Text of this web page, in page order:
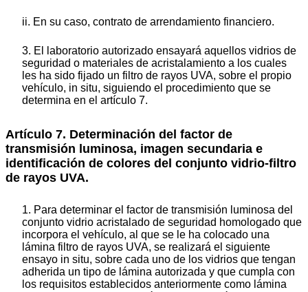
ii. En su caso, contrato de arrendamiento financiero.
3. El laboratorio autorizado ensayará aquellos vidrios de
seguridad o materiales de acristalamiento a los cuales
les ha sido fijado un filtro de rayos UVA, sobre el propio
vehículo, in situ, siguiendo el procedimiento que se
determina en el artículo 7.
Artículo 7. Determinación del factor de
transmisión luminosa, imagen secundaria e
identificación de colores del conjunto vidrio-filtro
de rayos UVA.
1. Para determinar el factor de transmisión luminosa del
conjunto vidrio acristalado de seguridad homologado que
incorpora el vehículo, al que se le ha colocado una
lámina filtro de rayos UVA, se realizará el siguiente
ensayo in situ, sobre cada uno de los vidrios que tengan
adherida un tipo de lámina autorizada y que cumpla con
los requisitos establecidos anteriormente como lámina